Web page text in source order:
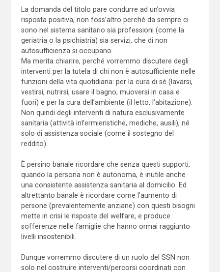
La domanda del titolo pare condurre ad un’ovvia
risposta positiva, non foss’altro perché da sempre ci
sono nel sistema sanitario sia professioni (come la
geriatria o la psichiatria) sia servizi, che di non
autosufficienza si occupano.
Ma merita chiarire, perché vorremmo discutere degli
interventi per la tutela di chi non è autosufficiente nelle
funzioni della vita quotidiana: per la cura di sé (lavarsi,
vestirsi, nutrirsi, usare il bagno, muoversi in casa e
fuori) e per la cura dell’ambiente (il letto, l’abitazione).
Non quindi degli interventi di natura esclusivamente
sanitaria (attività infermieristiche, mediche, ausili), né
solo di assistenza sociale (come il sostegno del
reddito).
È persino banale ricordare che senza questi supporti,
quando la persona non è autonoma, è inutile anche
una consistente assistenza sanitaria al domicilio. Ed
altrettanto banale è ricordare come l’aumento di
persone (prevalentemente anziane) con questi bisogni
mette in crisi le risposte del welfare, e produce
sofferenze nelle famiglie che hanno ormai raggiunto
livelli insostenibili.
Dunque vorremmo discutere di un ruolo del SSN non
solo nel costruire interventi/percorsi coordinati con